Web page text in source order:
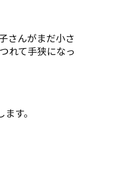
さんがまだ小さ
れて手狭になっ
す。